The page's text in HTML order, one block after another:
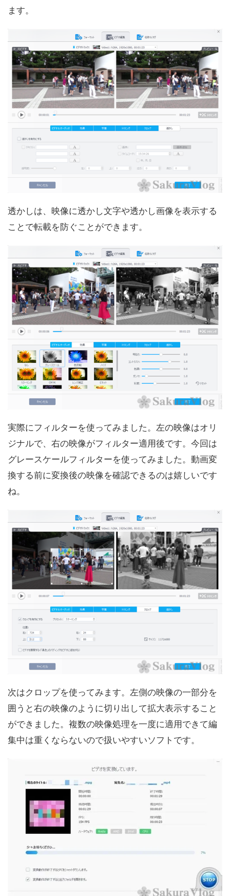
ます。
透かしは、映像に透かし文字や透かし画像を表示する
ことで転載を防ぐことができます。
実際にフィルターを使ってみました。左の映像はオリ
ジナルで、右の映像がフィルター適用後です。今回は
グレースケールフィルターを使ってみました。動画変
換する前に変換後の映像を確認できるのは嬉しいです
ね。
次はクロップを使ってみます。左側の映像の一部分を
囲うと右の映像のように切り出して拡大表示すること
ができました。複数の映像処理を一度に適用できて編
集中は重くならないので扱いやすいソフトです。